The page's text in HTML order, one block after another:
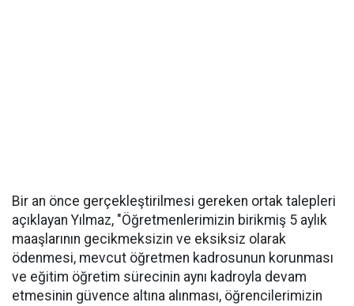
Bir an önce gerçekleştirilmesi gereken ortak talepleri
açıklayan Yılmaz, "Öğretmenlerimizin birikmiş 5 aylık
maaşlarının gecikmeksizin ve eksiksiz olarak
ödenmesi, mevcut öğretmen kadrosunun korunması
ve eğitim öğretim sürecinin aynı kadroyla devam
etmesinin güvence altına alınması, öğrencilerimizin